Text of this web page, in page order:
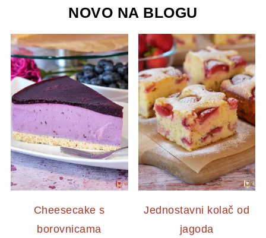
NOVO NA BLOGU
Cheesecake s
borovnicama
Jednostavni kolač od
jagoda